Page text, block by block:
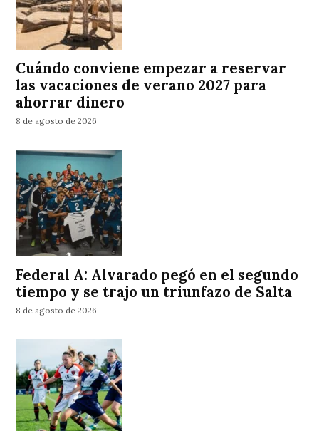
Cuándo conviene empezar a reservar
las vacaciones de verano 2027 para
ahorrar dinero
8 de agosto de 2026
Federal A: Alvarado pegó en el segundo
tiempo y se trajo un triunfazo de Salta
8 de agosto de 2026